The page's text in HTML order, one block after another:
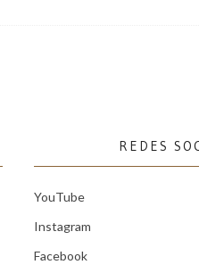
REDES
YouTube
Instagram
Facebook